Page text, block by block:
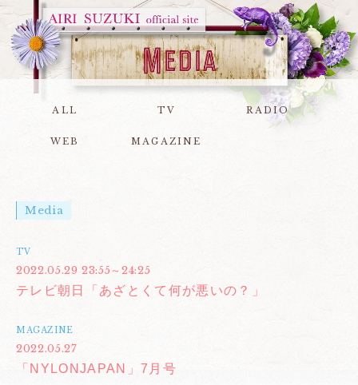
ALL TV RADIO
WEB MAGAZINE
Media
TV
2022.05.29 23:55～24:25
テレビ朝日「あざとくて何が悪いの？」
MAGAZINE
2022.05.27
「NYLONJAPAN」7月号